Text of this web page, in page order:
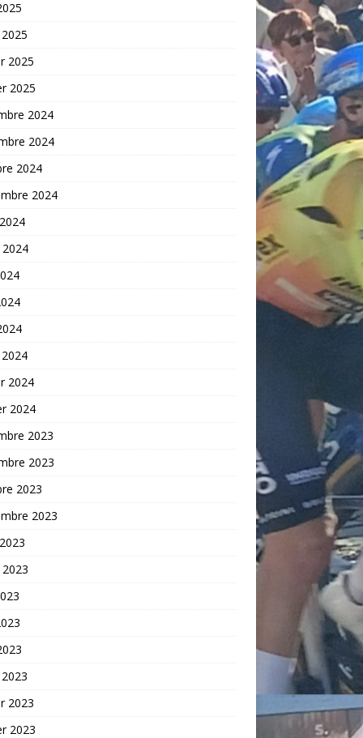
2025
2025
2024
2024
2024
2024
2024
2024
2023
2023
2023
2023
2023
2023